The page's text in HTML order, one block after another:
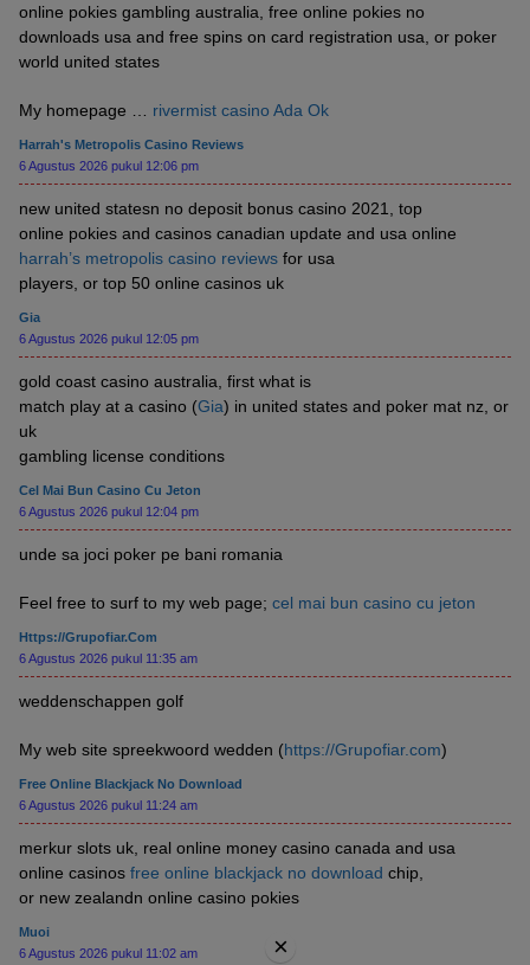
online pokies gambling australia, free online pokies no
downloads usa and free spins on card registration usa, or poker
world united states
My homepage … rivermist casino Ada Ok
Harrah's Metropolis Casino Reviews
6 Agustus 2026 pukul 12:06 pm
new united statesn no deposit bonus casino 2021, top
online pokies and casinos canadian update and usa online
harrah’s metropolis casino reviews for usa
players, or top 50 online casinos uk
Gia
6 Agustus 2026 pukul 12:05 pm
gold coast casino australia, first what is
match play at a casino (Gia) in united states and poker mat nz, or
uk
gambling license conditions
Cel Mai Bun Casino Cu Jeton
6 Agustus 2026 pukul 12:04 pm
unde sa joci poker pe bani romania
Feel free to surf to my web page; cel mai bun casino cu jeton
Https://Grupofiar.com
6 Agustus 2026 pukul 11:35 am
weddenschappen golf
My web site spreekwoord wedden (https://Grupofiar.com)
Free Online Blackjack No Download
6 Agustus 2026 pukul 11:24 am
merkur slots uk, real online money casino canada and usa
online casinos free online blackjack no download chip,
or new zealandn online casino pokies
Muoi
6 Agustus 2026 pukul 11:02 am
×